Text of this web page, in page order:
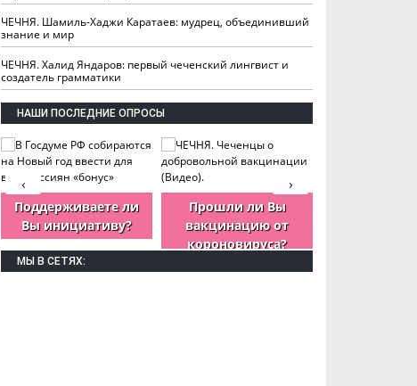
ЧЕЧНЯ. Шамиль-Хаджи Каратаев: мудрец, объединивший
знание и мир
ЧЕЧНЯ. Халид Яндаров: первый чеченский лингвист и
создатель грамматики
НАШИ ПОСЛЕДНИЕ ОПРОСЫ
Поддерживаете ли
Вы инициативу?
Прошли ли Вы
вакцинацию от
короновируса?
›
‹
МЫ В СЕТЯХ: